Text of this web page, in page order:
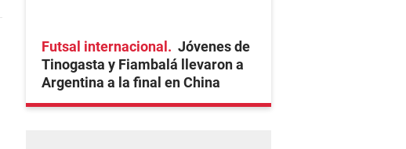
Futsal internacional
Jóvenes de
Tinogasta y Fiambalá llevaron a
Argentina a la final en China